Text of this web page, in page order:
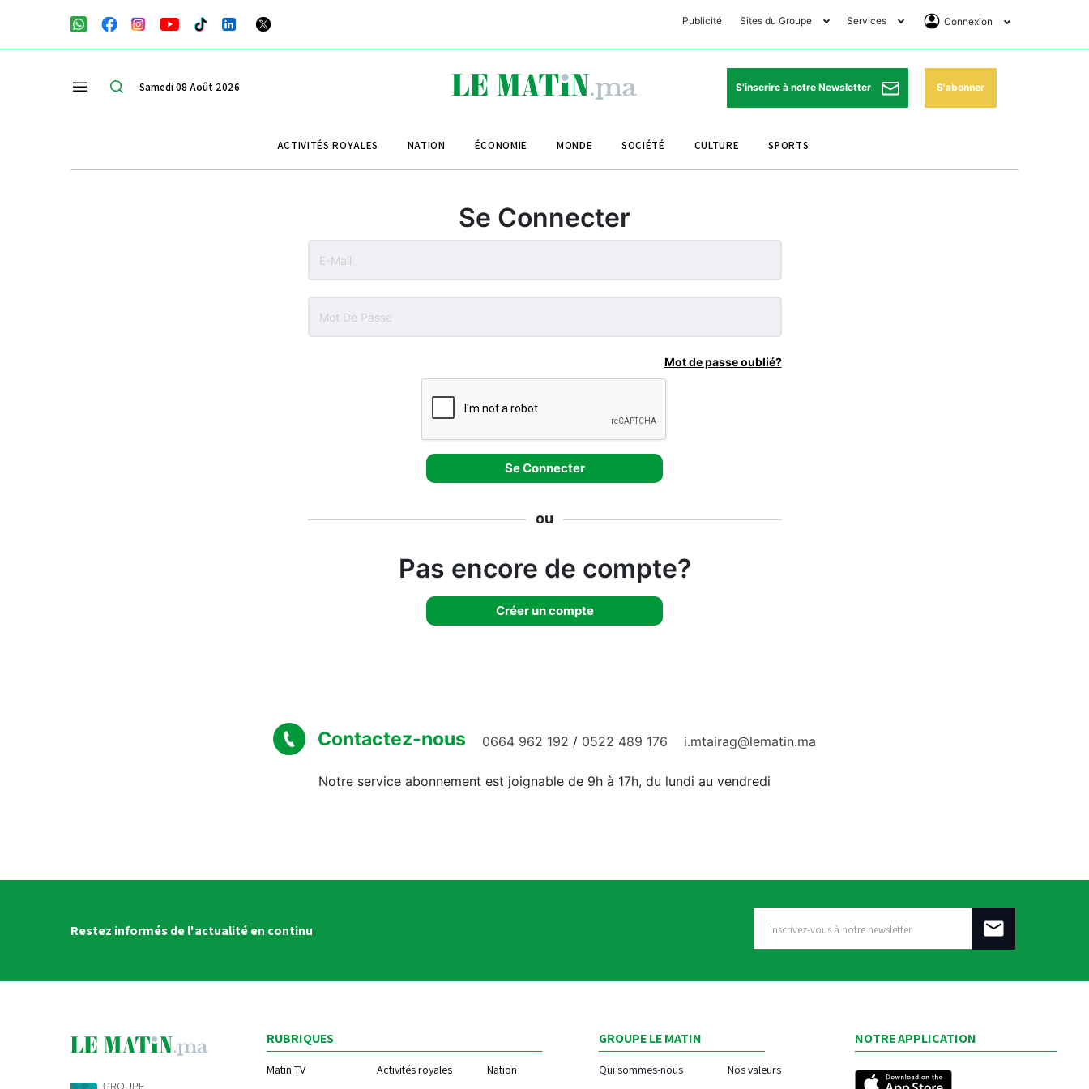
Publicité Sites du Groupe
Club Avantages
Le Matin Sports
Le Matin Store
Services
Horaires de prières
Pharmacies de garde
Programme TV
Connexion
Se Connecter
Abonnement
Samedi 08 Août 2026 S'inscrire à notre Newsletter S'abonner
ACTIVITÉS ROYALES NATION ÉCONOMIE MONDE SOCIÉTÉ CULTURE SPORTS
Se Connecter
Mot de passe oublié?
ou
Pas encore de compte?
Créer un compte
Contactez-nous 0664 962 192 / 0522 489 176 i.mtairag@lematin.ma
Notre service abonnement est joignable de 9h à 17h, du lundi au vendredi
Restez informés de l'actualité en continu
RUBRIQUES
Matin TV Activités royales
Nation
GROUPE LE MATIN
Qui sommes-nous Nos valeurs
NOTRE APPLICATION